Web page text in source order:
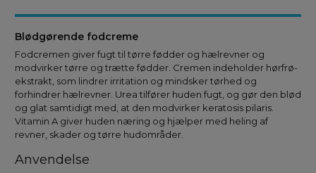
Blødgørende fodcreme
Fodcremen giver fugt til tørre fødder og hælrevner og
modvirker tørre og trætte fødder. Cremen indeholder hørfrø-
ekstrakt, som lindrer irritation og mindsker tørhed og
forhindrer hælrevner. Urea tilfører huden fugt, og gør den blød
og glat samtidigt med, at den modvirker keratosis pilaris.
Vitamin A giver huden næring og hjælper med heling af
revner, skader og tørre hudområder.
Anvendelse